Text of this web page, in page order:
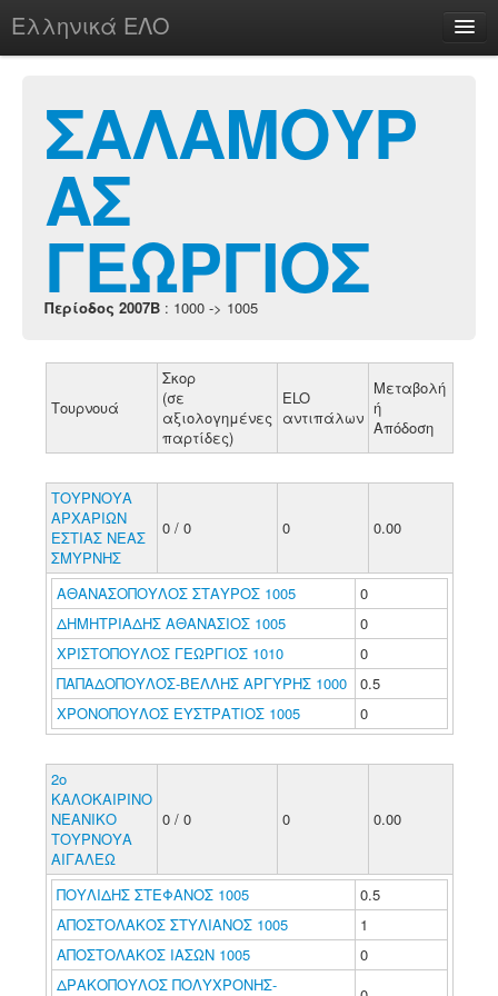
Ελληνικά ΕΛΟ
chesstu.be @ discord
Login
ΣΑΛΑΜΟΥΡ
ΑΣ
ΓΕΩΡΓΙΟΣ
Περίοδος 2007B : 1000 -> 1005
Τουρνουά
Σκορ
(σε
αξιολογημένες
παρτίδες)
ELO
αντιπάλων
Μεταβολή
ή
Απόδοση
ΤΟΥΡΝΟΥΑ
ΑΡΧΑΡΙΩΝ
ΕΣΤΙΑΣ ΝΕΑΣ
ΣΜΥΡΝΗΣ
0 / 0 0 0.00
ΑΘΑΝΑΣΟΠΟΥΛΟΣ ΣΤΑΥΡΟΣ 1005
0
ΔΗΜΗΤΡΙΑΔΗΣ ΑΘΑΝΑΣΙΟΣ 1005
0
ΧΡΙΣΤΟΠΟΥΛΟΣ ΓΕΩΡΓΙΟΣ 1010
0
ΠΑΠΑΔΟΠΟΥΛΟΣ-ΒΕΛΛΗΣ ΑΡΓΥΡΗΣ 1000
0.5
ΧΡΟΝΟΠΟΥΛΟΣ ΕΥΣΤΡΑΤΙΟΣ 1005
0
2ο
ΚΑΛΟΚΑΙΡΙΝΟ
ΝΕΑΝΙΚΟ
ΤΟΥΡΝΟΥΑ
ΑΙΓΑΛΕΩ
0 / 0 0 0.00
ΠΟΥΛΙΔΗΣ ΣΤΕΦΑΝΟΣ 1005
0.5
ΑΠΟΣΤΟΛΑΚΟΣ ΣΤΥΛΙΑΝΟΣ 1005
1
ΑΠΟΣΤΟΛΑΚΟΣ ΙΑΣΩΝ 1005
0
ΔΡΑΚΟΠΟΥΛΟΣ ΠΟΛΥΧΡΟΝΗΣ-